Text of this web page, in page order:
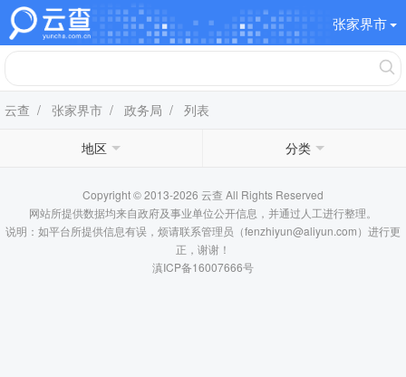
张家界市
云查 / 张家界市 / 政务局 / 列表
地区 分类
Copyright © 2013-2026 云查 All Rights Reserved
网站所提供数据均来自政府及事业单位公开信息，并通过人工进行整理。
说明：如平台所提供信息有误，烦请联系管理员（fenzhiyun@aliyun.com）进行更
正，谢谢！
滇ICP备16007666号